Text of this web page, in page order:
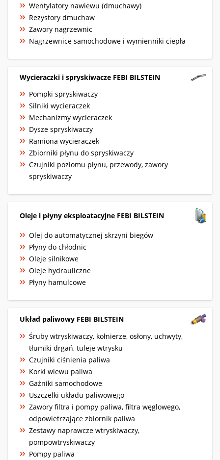
Wentylatory nawiewu (dmuchawy)
Rezystory dmuchaw
Zawory nagrzewnic
Nagrzewnice samochodowe i wymienniki ciepła
Wycieraczki i spryskiwacze FEBI BILSTEIN
Pompki spryskiwaczy
Silniki wycieraczek
Mechanizmy wycieraczek
Dysze spryskiwaczy
Ramiona wycieraczek
Zbiorniki płynu do spryskiwaczy
Czujniki poziomu płynu, przewody, zawory
spryskiwaczy
Oleje i płyny eksploatacyjne FEBI BILSTEIN
Olej do automatycznej skrzyni biegów
Płyny do chłodnic
Oleje silnikowe
Oleje hydrauliczne
Płyny hamulcowe
Układ paliwowy FEBI BILSTEIN
Śruby wtryskiwaczy, kołnierze, osłony, uchwyty,
tłumiki drgań, tuleje wtrysku
Czujniki ciśnienia paliwa
Korki wlewu paliwa
Gaźniki samochodowe
Uszczelki układu paliwowego
Zawory filtra i pompy paliwa, filtra węglowego,
odpowietrzające zbiornik paliwa
Zestawy naprawcze wtryskiwaczy,
pompowtryskiwaczy
Pompy paliwa